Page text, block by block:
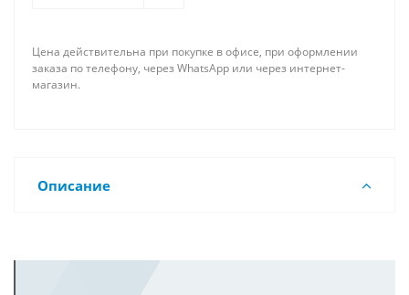
Цена действительна при покупке в офисе, при оформлении
заказа по телефону, через WhatsApp или через интернет-
магазин.
Описание